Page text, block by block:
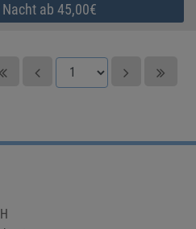
ab 45,00€